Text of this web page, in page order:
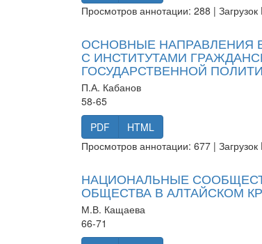
Просмотров аннотации: 288 |
ОСНОВНЫЕ НАПРАВЛЕНИЯ
С ИНСТИТУТАМИ
ГОСУДАРСТВЕННОЙ
П.А. Кабанов
58-65
PDF
HTML
Просмотров аннотации: 677 |
НАЦИОНАЛЬНЫЕ
ОБЩЕСТВА В АЛТАЙСКОМ
М.В. Кащаева
66-71